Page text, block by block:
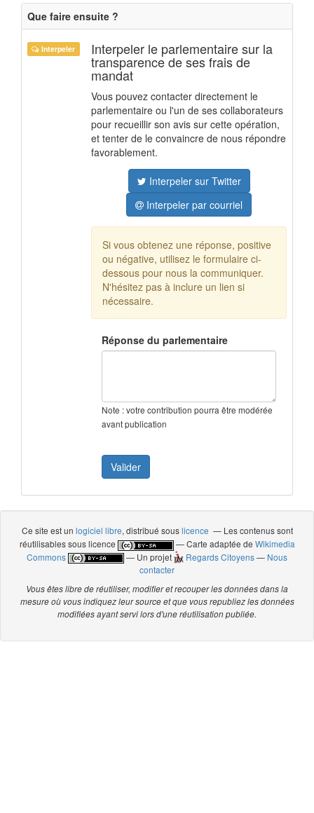
Que faire ensuite ?
Interpeler Interpeler le parlementaire sur la
transparence de ses frais de
mandat
Vous pouvez contacter directement le
parlementaire ou l'un de ses collaborateurs
pour recueillir son avis sur cette opération,
et tenter de le convaincre de nous répondre
favorablement.
Interpeler sur Twitter
Interpeler par courriel
Si vous obtenez une réponse, positive
ou négative, utilisez le formulaire ci-
dessous pour nous la communiquer.
N'hésitez pas à inclure un lien si
nécessaire.
Réponse du parlementaire
Note : votre contribution pourra être modérée
avant publication
Ce site est un logiciel libre, distribué souslicence — Les contenus sont
réutilisables sous licence
— Carte adaptée de Wikimedia
Commons
— Un projet Regards Citoyens— Nous
contacter
Vous êtes libre de réutiliser, modifier et recouper les données dans la
mesure où vous indiquez leur source et que vous republiez les données
modifiées ayant servi lors d'une réutilisation publiée.